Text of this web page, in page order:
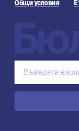
Общи условия